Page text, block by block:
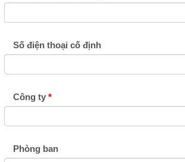
Số điện thoại cố định
Công ty
Phòng ban